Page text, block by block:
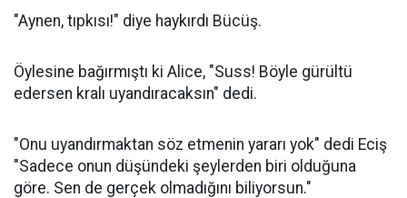
"Aynen, tıpkısı!" diye haykırdı Bücüş.
Öylesine bağırmıştı ki Alice, "Suss! Böyle gürültü
edersen kralı uyandıracaksın" dedi.
"Onu uyandırmaktan söz etmenin yararı yok" dedi Eciş
"Sadece onun düşündeki şeylerden biri olduğuna
göre. Sen de gerçek olmadığını biliyorsun."